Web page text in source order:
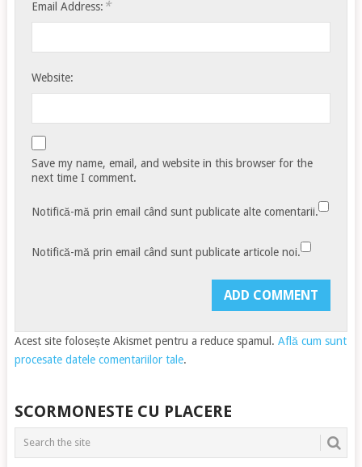
Email Address: *
Website:
Save my name, email, and website in this browser for the
next time I comment.
Notifică-mă prin email când sunt publicate alte comentarii.
Notifică-mă prin email când sunt publicate articole noi.
Acest site folosește Akismet pentru a reduce spamul. Află cum sunt
procesate datele comentariilor tale.
SCORMONESTE CU PLACERE